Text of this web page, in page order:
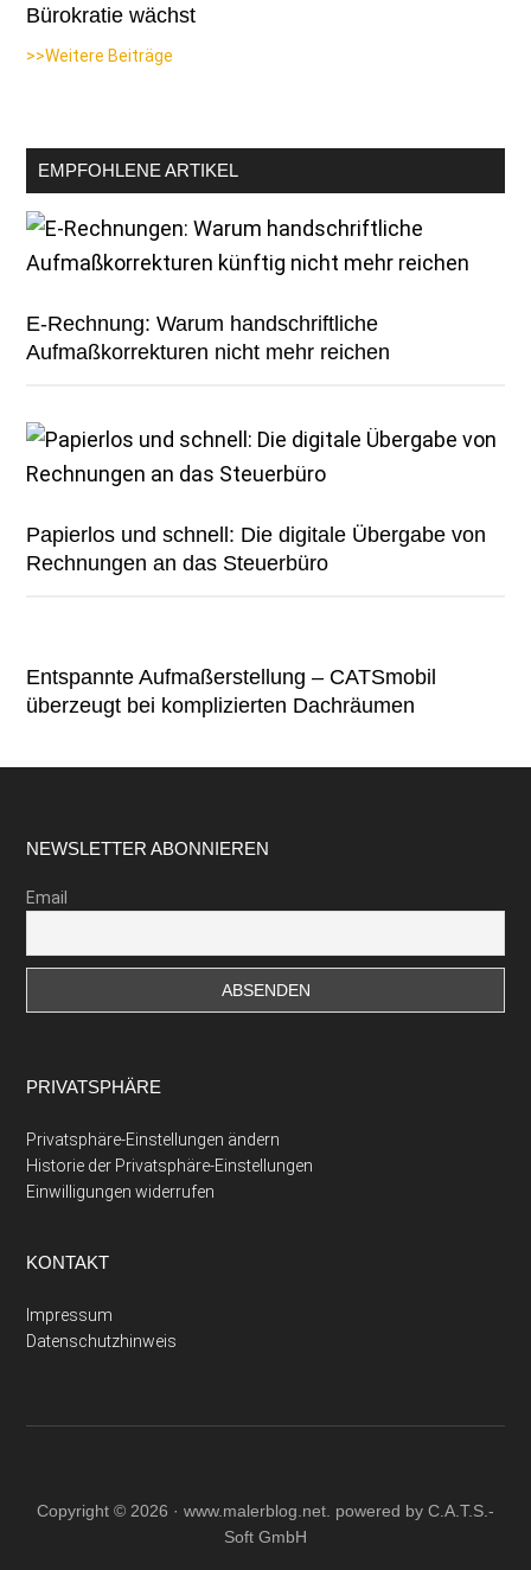
Bürokratie wächst
>>Weitere Beiträge
EMPFOHLENE ARTIKEL
E-Rechnung: Warum handschriftliche
Aufmaßkorrekturen nicht mehr reichen
Papierlos und schnell: Die digitale Übergabe von
Rechnungen an das Steuerbüro
Entspannte Aufmaßerstellung – CATSmobil
überzeugt bei komplizierten Dachräumen
Footer
NEWSLETTER ABONNIEREN
Email
PRIVATSPHÄRE
Privatsphäre-Einstellungen ändern
Historie der Privatsphäre-Einstellungen
Einwilligungen widerrufen
KONTAKT
Impressum
Datenschutzhinweis
Copyright © 2026 · www.malerblog.net . powered by C.A.T.S.-
Soft GmbH